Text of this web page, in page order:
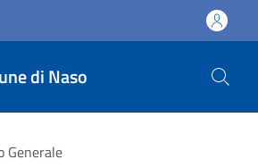
di Naso
Generale